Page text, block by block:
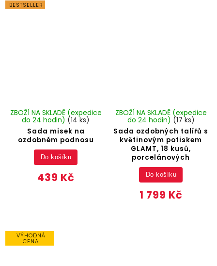
BESTSELLER
Sada misek na
ozdobném podnosu
ZBOŽÍ NA SKLADĚ (expedice
do 24 hodin) (14 ks)
439 Kč
Do košíku
Sada ozdobných talířů s
květinovým potiskem
GLAMT, 18 kusů,
porcelánových
ZBOŽÍ NA SKLADĚ (expedice
do 24 hodin) (17 ks)
1 799 Kč
Do košíku
VÝHODNÁ
CENA